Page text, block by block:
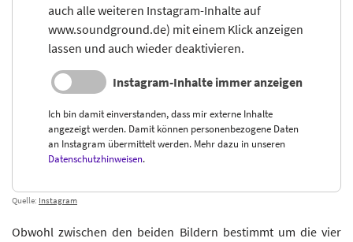
auch alle weiteren Instagram-Inhalte auf
www.soundground.de) mit einem Klick anzeigen
lassen und auch wieder deaktivieren.
Instagram-Inhalte immer anzeigen
Ich bin damit einverstanden, dass mir externe Inhalte
angezeigt werden. Damit können personenbezogene Daten
an Instagram übermittelt werden. Mehr dazu in unseren
Datenschutzhinweisen.
Quelle: Instagram
Obwohl zwischen den beiden Bildern bestimmt um die vier